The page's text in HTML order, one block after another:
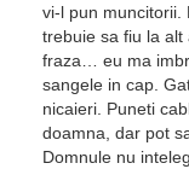
vi-l pun muncitorii.
trebuie sa fiu la alt
fraza… eu ma
sangele in cap.
nicaieri. Puneti
doamna, dar pot
Domnule nu